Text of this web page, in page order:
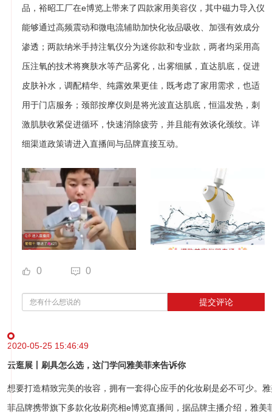
品，裕昭工厂在e博览上带来了四款家用美容仪，其中磁力导入仪
能够通过高频震动和微电流辅助加快化妆品吸收、加强有效成分
渗透；两款纳米手持注氧仪分为迷你款和专业款，两者均采用高
压注氧的技术将爽肤水等产品雾化，出雾细腻，直达肌底，促进
皮肤补水，调配精华、纯露效果更佳，既考虑了家用需求，也适
用于门店服务；颈部按摩仪则是将光波直达肌底，恒温发热，刺
激肌肤收紧促进循环，快速消除疲劳，并且能有效谈化颈纹。详
细渠道政策请进入直播间与品牌直接互动。
0 0
提交评论
2020-05-25 15:46:49
云逛展丨刷具怎么选，这门学问雅美菲来告诉你
想要打造精致完美的妆容，拥有一套得心应手的化妆刷是必不可少。
菲品牌携带旗下多款化妆刷亮相e博览直播间，据品牌主播介绍，雅美